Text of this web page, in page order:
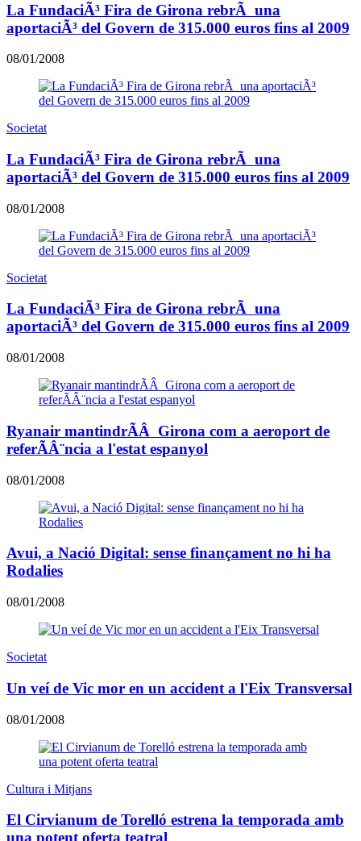
La FundaciÃ³ Fira de Girona rebrÃ una
aportaciÃ³ del Govern de 315.000 euros fins al 2009
08/01/2008
Societat
La FundaciÃ³ Fira de Girona rebrÃ una
aportaciÃ³ del Govern de 315.000 euros fins al 2009
08/01/2008
Societat
La FundaciÃ³ Fira de Girona rebrÃ una
aportaciÃ³ del Govern de 315.000 euros fins al 2009
08/01/2008
Ryanair mantindrÃÂ Girona com a aeroport de
referÃÂ¨ncia a l'estat espanyol
08/01/2008
Avui, a Nació Digital: sense finançament no hi ha
Rodalies
08/01/2008
Societat
Un veí de Vic mor en un accident a l'Eix Transversal
08/01/2008
Cultura i Mitjans
El Cirvianum de Torelló estrena la temporada amb
una potent oferta teatral